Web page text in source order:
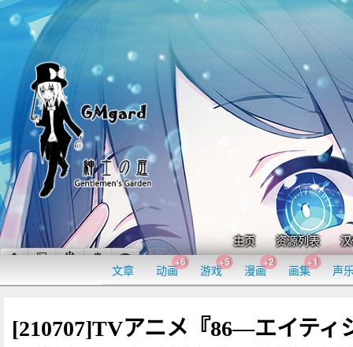
主页 资源列表
文章 动画
+6
游戏
+5
漫画
+2
画集
+1
声
[210707]TVアニメ『86―エイティ